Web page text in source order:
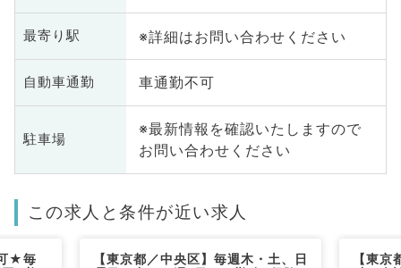
最寄り駅 ※詳細はお問い合わせください
自動車通勤 車通勤不可
駐車場
※最新情報を確認いたしますので
お問い合わせください
この求人と条件が近い求人
★毎
【東京都／中央区】毎週木・土、日
【東